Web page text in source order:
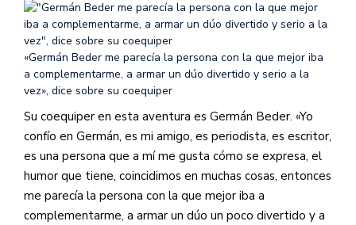
«Germán Beder me parecía la persona con la que mejor iba
a complementarme, a armar un dúo divertido y serio a la
vez», dice sobre su coequiper
Su coequiper en esta aventura es Germán Beder. «Yo
confío en Germán, es mi amigo, es periodista, es escritor,
es una persona que a mí me gusta cómo se expresa, el
humor que tiene, coincidimos en muchas cosas, entonces
me parecía la persona con la que mejor iba a
complementarme, a armar un dúo un poco divertido y a